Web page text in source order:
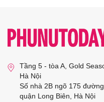
Tầng 5 - tòa A, Gold
Hà Nội
Số nhà 2B ngõ 175
quận Long Biên, Hà Nội